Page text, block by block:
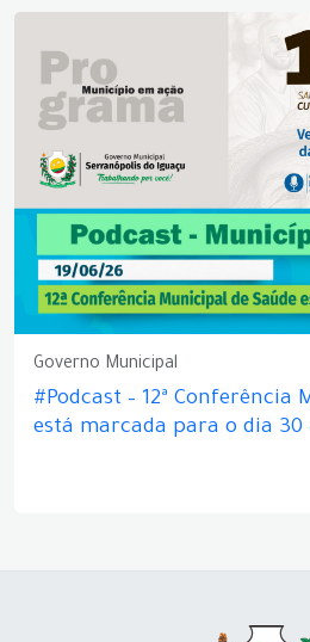
Governo Municipal
#Podcast – 12ª Conferência
está marcada para o dia 30